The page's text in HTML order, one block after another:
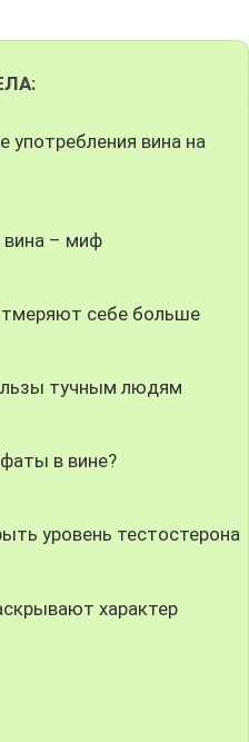
употребления вина на
вина – миф
себе больше
тучным людям
в вине?
уровень тестостерона
характер